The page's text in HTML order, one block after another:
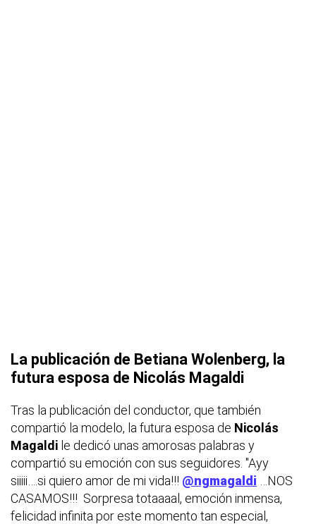
La publicación de Betiana Wolenberg, la
futura esposa de Nicolás Magaldi
Tras la publicación del conductor, que también
compartió la modelo, la futura esposa de Nicolás
Magaldi le dedicó unas amorosas palabras y
compartió su emoción con sus seguidores. "Ayy
siiiii….si quiero amor de mi vida!!! @ngmagaldi …NOS
CASAMOS!!! ‍‍ Sorpresa totaaaal, emoción inmensa,
felicidad infinita por este momento tan especial,